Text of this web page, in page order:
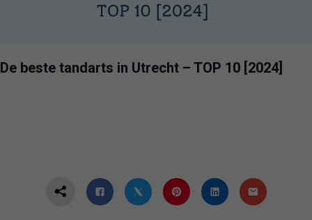
De beste tandarts in Utrecht – TOP 10 [2024]